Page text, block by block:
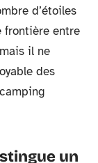
d’étoiles
frontière entre
il ne
des
un